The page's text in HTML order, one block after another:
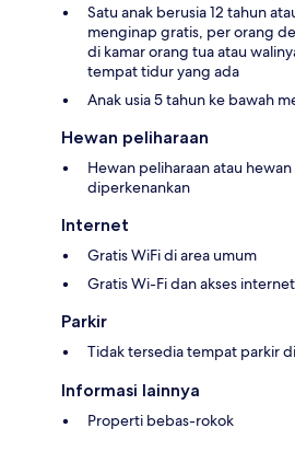
Satu anak berusia 12 tahun
menginap gratis, per orang
di kamar orang tua atau
tempat tidur yang ada
Anak usia 5 tahun ke bawah
Hewan peliharaan
Hewan peliharaan atau
diperkenankan
Internet
Gratis WiFi di area umum
Gratis Wi-Fi dan akses
Parkir
Tidak tersedia tempat parkir
Informasi lainnya
Properti bebas-rokok